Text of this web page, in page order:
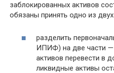
заблокированных активов
обязаны принять одно из
разделить
ИПИФ) на две части —
активов перевести в
ликвидные активы